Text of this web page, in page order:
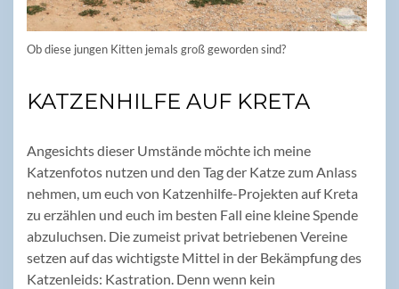
Ob diese jungen Kitten jemals groß geworden sind?
KATZENHILFE AUF KRETA
Angesichts dieser Umstände möchte ich meine
Katzenfotos nutzen und den Tag der Katze zum Anlass
nehmen, um euch von Katzenhilfe-Projekten auf Kreta
zu erzählen und euch im besten Fall eine kleine Spende
abzuluchsen. Die zumeist privat betriebenen Vereine
setzen auf das wichtigste Mittel in der Bekämpfung des
Katzenleids: Kastration. Denn wenn kein